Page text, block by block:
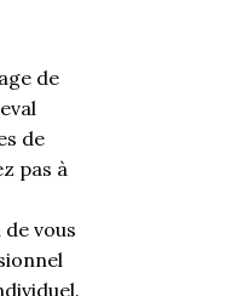
de
de
pas à
de vous